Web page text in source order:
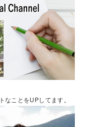
ことをUPしてます。